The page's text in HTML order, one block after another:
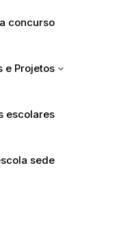
concurso
e Projetos
escolares
sede